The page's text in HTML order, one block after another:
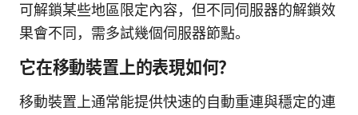
可解鎖某些地區限定內容，但不同伺服器的解鎖效
果會不同，需多試幾個伺服器節點。
它在移動裝置上的表現如何？
移動裝置上通常能提供快速的自動重連與穩定的連